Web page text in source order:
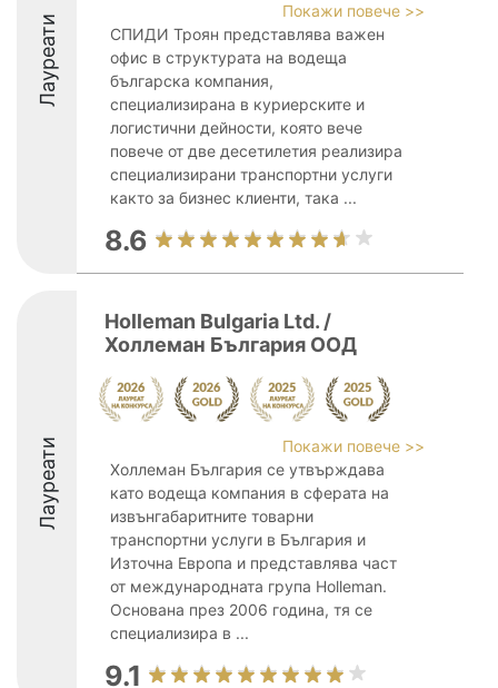
Лауреати
Покажи повече >>
СПИДИ Троян представлява важен
офис в структурата на водеща
българска компания,
специализирана в куриерските и
логистични дейности, която вече
повече от две десетилетия реализира
специализирани транспортни услуги
както за бизнес клиенти, така ...
8.6
Лауреати
Holleman Bulgaria Ltd. /
Холлеман България ООД
Покажи повече >>
Холлеман България се утвърждава
като водеща компания в сферата на
извънгабаритните товарни
транспортни услуги в България и
Източна Европа и представлява част
от международната група Holleman.
Основана през 2006 година, тя се
специализира в ...
9.1